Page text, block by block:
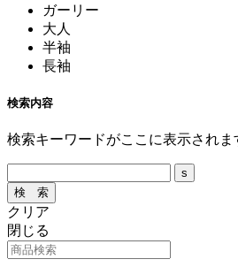
ガーリー
大人
半袖
長袖
検索内容
検索キーワードがここに表示されま
クリア
閉じる